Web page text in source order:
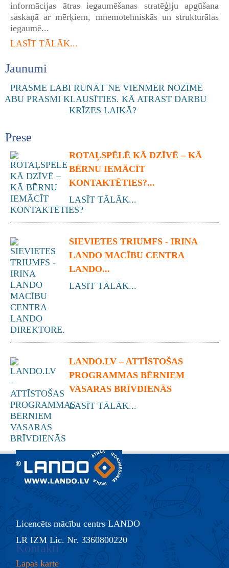
informācijas ātras iegaumēšanas stratēģiju apgūšana
saskaņā ar mērķiem, mnemotehniskās un strukturālas
iegaumē...
LASĪT TĀLĀK...
Jaunumi
Prese
ROTAĻSPĒLĒ KĀ DZĪVĒ – KĀ
BĒRNU IEMĀCĪT
KONTAKTĒTIES?...
LASĪT TĀLĀK...
SIEVIETES TRIUMFS - IRINA
LANDO MACĪBU CENTRA
LANDO...
LASĪT TĀLĀK...
LANDO.LV – ATTĪSTOŠAS
PROGRAMMAS BĒRNIEM
VASARAS BRĪVDIENĀS
LASĪT TĀLĀK...
Licencēts mācību centrs LANDO
LR IZM Lic. Nr. 3360800220
Lapas karte
Kontakti